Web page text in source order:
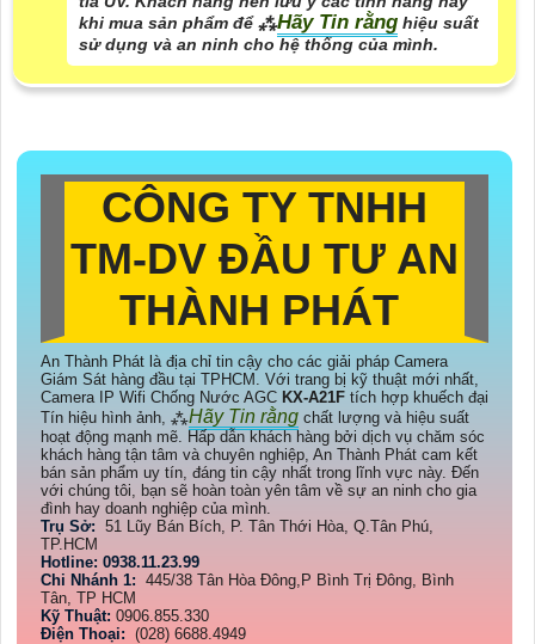
khi mua sản phẩm để ⁂Hãy Tin rằng hiệu suất
sử dụng và an ninh cho hệ thống của mình.
CÔNG TY TNHH
TM-DV ĐẦU TƯ AN
THÀNH PHÁT
An Thành Phát là địa chỉ tin cậy cho các giải pháp Camera
Giám Sát hàng đầu tại TPHCM. Với trang bị kỹ thuật mới nhất,
Camera IP Wifi Chống Nước AGC KX-A21F tích hợp khuếch đại
Tín hiệu hình ảnh, ⁂Hãy Tin rằng chất lượng và hiệu suất
hoạt động mạnh mẽ. Hấp dẫn khách hàng bởi dịch vụ chăm sóc
khách hàng tận tâm và chuyên nghiệp, An Thành Phát cam kết
bán sản phẩm uy tín, đáng tin cậy nhất trong lĩnh vực này. Đến
với chúng tôi, bạn sẽ hoàn toàn yên tâm về sự an ninh cho gia
đình hay doanh nghiệp của mình.
Trụ Sở: 51 Lũy Bán Bích, P. Tân Thới Hòa, Q.Tân Phú,
TP.HCM
Hotline: 0938.11.23.99
Chi Nhánh 1: 445/38 Tân Hòa Đông,P Bình Trị Đông, Bình
Tân, TP HCM
Kỹ Thuật: 0906.855.330
Điện Thoại: (028) 6688.4949